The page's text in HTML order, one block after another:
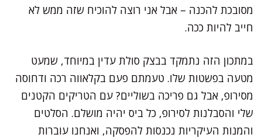
מסובכת להכנה – אבל אני רוצה להוכיח שזה ממש לא
חייב להיות ככה.
במתכון הזה נתמקד בבצק סולת עדין במיוחד, שמעט
מטעה בפשטות שלו. טעמתם פעם בקלאווה רכה ודחוסה
מסירופ, אבל גם פריכה בשוליים? עם הטריקים הקטנים
שלי והסבלנות לסירופ, כל ביס יהיה מושלם. הסלטים
והמנות העיקריות נכנסות להפסקה, ואנחנו עוברות